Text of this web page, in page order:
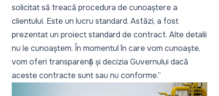
solicitat să treacă procedura de cunoaștere a
clientului. Este un lucru standard. Astăzi, a fost
prezentat un proiect standard de contract. Alte detalii
nu le cunoaștem. În momentul în care vom cunoaște,
vom oferi transparență și decizia Guvernului dacă
aceste contracte sunt sau nu conforme.”